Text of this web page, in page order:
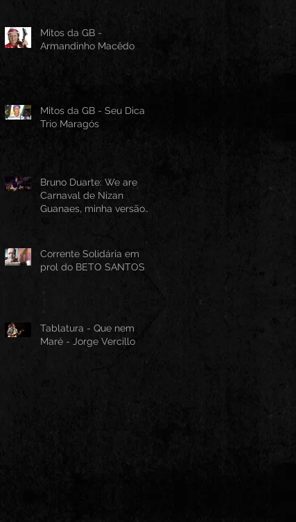
Mitos da GB -
Armandinho Macêdo
Mitos da GB - Seu Dica -
Trio Maragós
Bruno Duarte: We are
Carnaval de Nizan
Guanaes, minha versão
Corrente Solidária em
prol do BETO SANTOS
Tablatura - Que nem
Maré - Jorge Vercillo